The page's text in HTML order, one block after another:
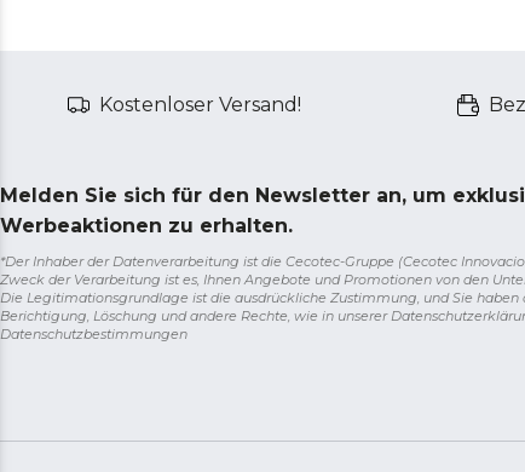
Kostenloser Versand!
Melden Sie sich für den Newsletter an, um
Werbeaktionen zu erhalten.
*Der Inhaber der Datenverarbeitung ist die Cecotec-Gruppe (Cecotec
Zweck der Verarbeitung ist es, Ihnen Angebote und Promotionen von den
Die Legitimationsgrundlage ist die ausdrückliche Zustimmung, und Sie haben
Berichtigung, Löschung und andere Rechte, wie in unserer
Datenschutzbestimmungen